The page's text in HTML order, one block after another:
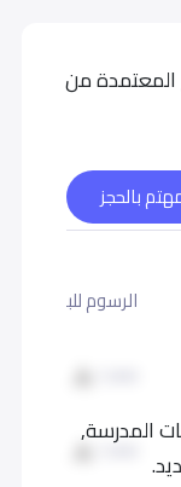
من
المدرسة,
بالحجز
الرسوم للبنات
7,000